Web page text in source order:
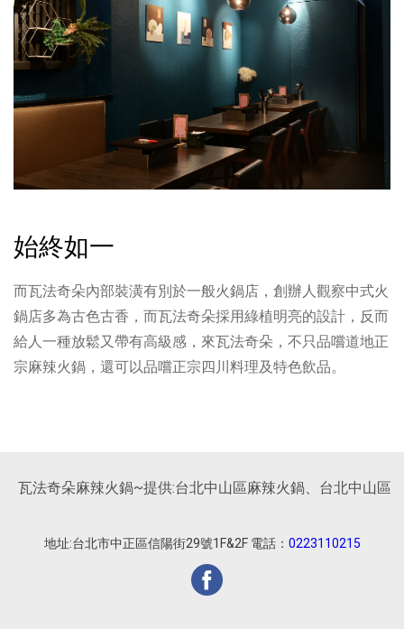
始終如一
而瓦法奇朵內部裝潢有別於一般火鍋店，創辦人觀察中式火
鍋店多為古色古香，而瓦法奇朵採用綠植明亮的設計，反而
給人一種放鬆又帶有高級感，來瓦法奇朵，不只品嚐道地正
宗麻辣火鍋，還可以品嚐正宗四川料理及特色飲品。
法奇朵麻辣火鍋~提供:台北中山區麻辣火鍋、台北中山區麻
地址:台北市中正區信陽街29號1F&2F 電話： 0223110215